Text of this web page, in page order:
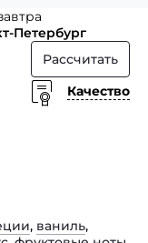
Петербург
Рассчитать
Качество
, ваниль,